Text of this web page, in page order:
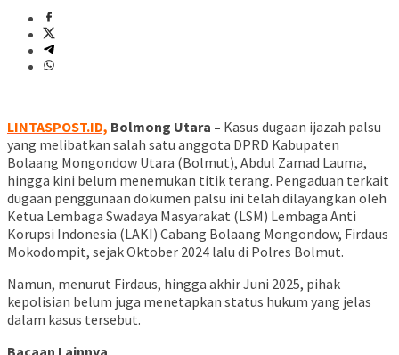
LINTASPOST.ID, Bolmong Utara – Kasus dugaan ijazah palsu
yang melibatkan salah satu anggota DPRD Kabupaten
Bolaang Mongondow Utara (Bolmut), Abdul Zamad Lauma,
hingga kini belum menemukan titik terang. Pengaduan terkait
dugaan penggunaan dokumen palsu ini telah dilayangkan oleh
Ketua Lembaga Swadaya Masyarakat (LSM) Lembaga Anti
Korupsi Indonesia (LAKI) Cabang Bolaang Mongondow, Firdaus
Mokodompit, sejak Oktober 2024 lalu di Polres Bolmut.
Namun, menurut Firdaus, hingga akhir Juni 2025, pihak
kepolisian belum juga menetapkan status hukum yang jelas
dalam kasus tersebut.